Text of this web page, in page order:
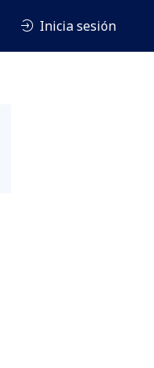
Inicia sesión